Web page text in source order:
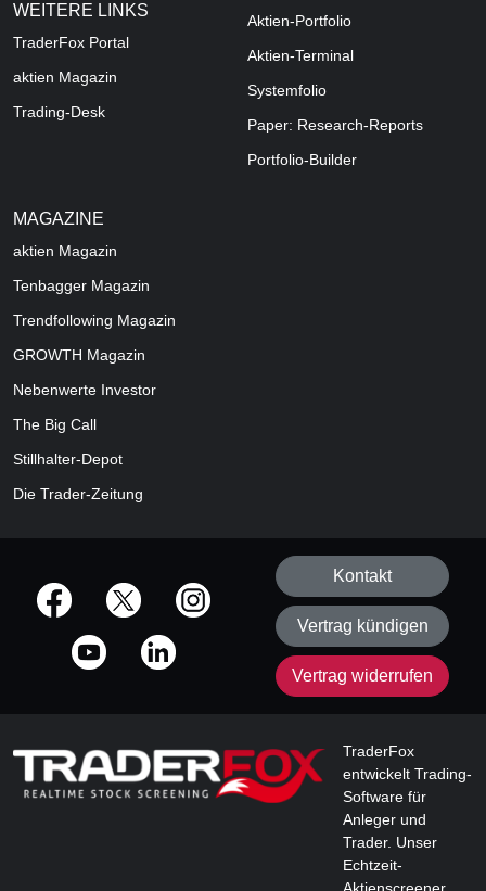
WEITERE LINKS
TraderFox Portal
aktien Magazin
Trading-Desk
Aktien-Portfolio
Aktien-Terminal
Systemfolio
Paper: Research-Reports
Portfolio-Builder
MAGAZINE
aktien Magazin
Tenbagger Magazin
Trendfollowing Magazin
GROWTH Magazin
Nebenwerte Investor
The Big Call
Stillhalter-Depot
Die Trader-Zeitung
offizielle Social Media-Accounts
Kontakt
Vertrag kündigen
Vertrag widerrufen
TraderFox
entwickelt Trading-
Software für
Anleger und
Trader. Unser
Echtzeit-
Aktienscreener